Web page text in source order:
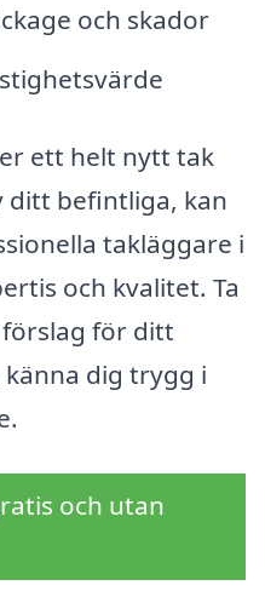
och skador
ett helt nytt tak
ditt befintliga, kan
takläggare i
och kvalitet. Ta
för ditt
dig trygg i
och utan